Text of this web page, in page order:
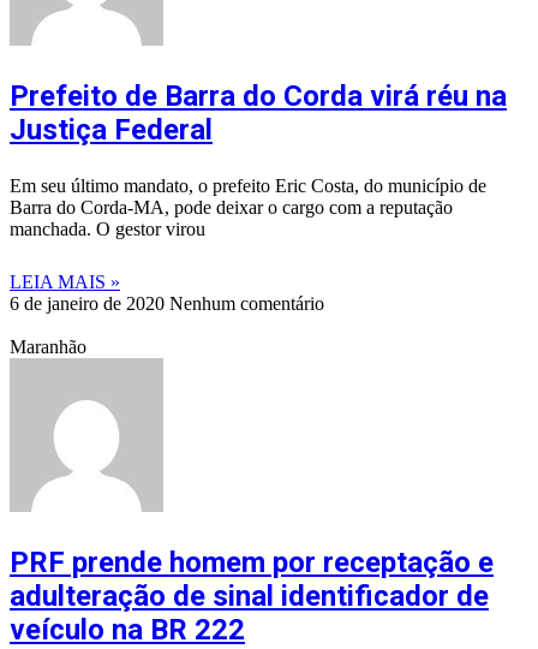
Prefeito de Barra do Corda virá réu na
Justiça Federal
Em seu último mandato, o prefeito Eric Costa, do município de
Barra do Corda-MA, pode deixar o cargo com a reputação
manchada. O gestor virou
LEIA MAIS »
6 de janeiro de 2020 Nenhum comentário
Maranhão
PRF prende homem por receptação e
adulteração de sinal identificador de
veículo na BR 222